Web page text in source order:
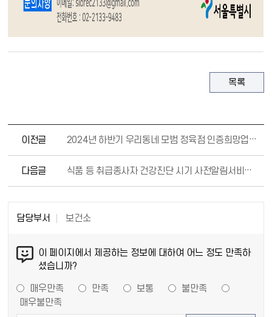
목록
이전글 2024년 하반기 우리동네 모범 정육점 인증희망업소 모집 안내
다음글 식품 등 취급종사자 건강진단 시기 사전알림서비스 제공
담당부서 보건소
이 페이지에서 제공하는 정보에 대하여 어느 정도 만족하
셨습니까?
매우만족 만족 보통
불만족
매우불만족